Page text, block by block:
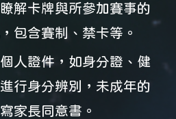
解卡牌與所參加賽事的
包含賽制、禁卡等。
人證件，如身分證、健
行身分辨別，未成年的
家長同意書。